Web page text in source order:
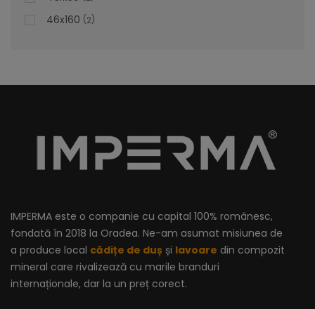
Lavoar Dublu Cu Bordură - Luna
46x160 2
IMPERMA este o companie cu capital 100% românesc,
fondată în 2018 la Oradea. Ne-am asumat misiunea de
a produce local cădițe de duș și lavoare din compozit
mineral care rivalizează cu marile branduri
internaționale, dar la un preț corect.